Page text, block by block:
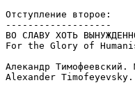
Отступление второе:
-------------------
ВО СЛАВУ ХОТЬ
For the Glory of
Алекандр
Alexander